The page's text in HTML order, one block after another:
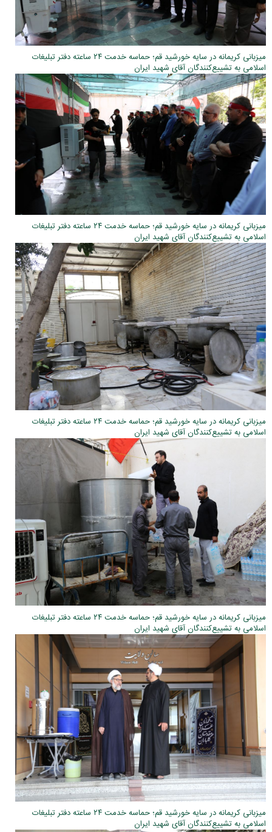
میزبانی کریمانه در سایه خورشید قم؛ حماسه خدمت ۲۴ ساعته دفتر تبلیغات
اسلامی به تشییع‌کنندگان آقای شهید ایران
میزبانی کریمانه در سایه خورشید قم؛ حماسه خدمت ۲۴ ساعته دفتر تبلیغات
اسلامی به تشییع‌کنندگان آقای شهید ایران
میزبانی کریمانه در سایه خورشید قم؛ حماسه خدمت ۲۴ ساعته دفتر تبلیغات
اسلامی به تشییع‌کنندگان آقای شهید ایران
میزبانی کریمانه در سایه خورشید قم؛ حماسه خدمت ۲۴ ساعته دفتر تبلیغات
اسلامی به تشییع‌کنندگان آقای شهید ایران
میزبانی کریمانه در سایه خورشید قم؛ حماسه خدمت ۲۴ ساعته دفتر تبلیغات
اسلامی به تشییع‌کنندگان آقای شهید ایران